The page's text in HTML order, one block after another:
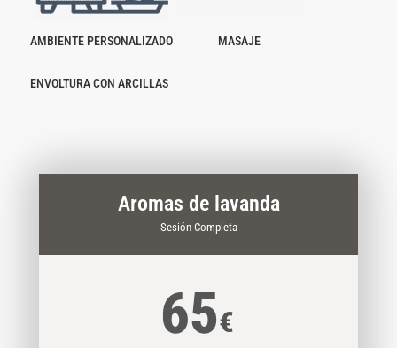
AMBIENTE PERSONALIZADO MASAJE
ENVOLTURA CON ARCILLAS
Aromas de lavanda
Sesión Completa
65€